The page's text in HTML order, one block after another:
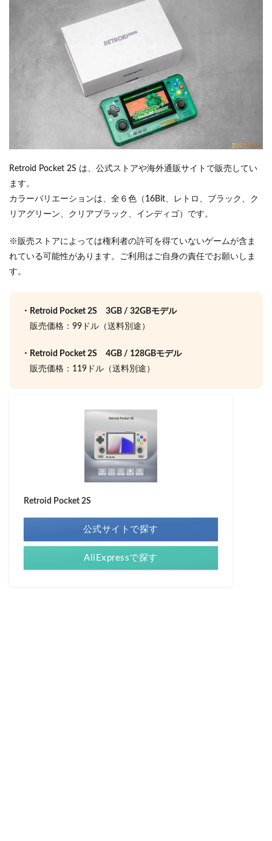
Retroid Pocket 2S は、公式ストアや海外通販サイトで販売してい
ます。
カラーバリエーションは、全６色（16Bit、レトロ、ブラック、ク
リアグリーン、クリアブラック、インディゴ）です。
※販売ストアによっては権利者の許可を得ていないゲームが含ま
れている可能性があります。ご利用はご自身の責任でお願いしま
す。
・Retroid Pocket 2S 3GB / 32GBモデル
販売価格：99ドル（送料別途）
・Retroid Pocket 2S 4GB / 128GBモデル
販売価格：119ドル（送料別途）
Retroid Pocket 2S
公式サイトで探す
AliExpressで探す